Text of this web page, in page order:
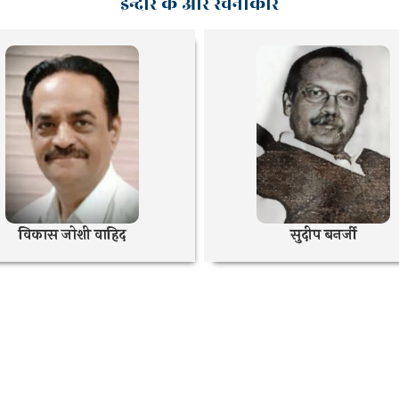
विकास जोशी वाहिद सुदीप बनर्जी